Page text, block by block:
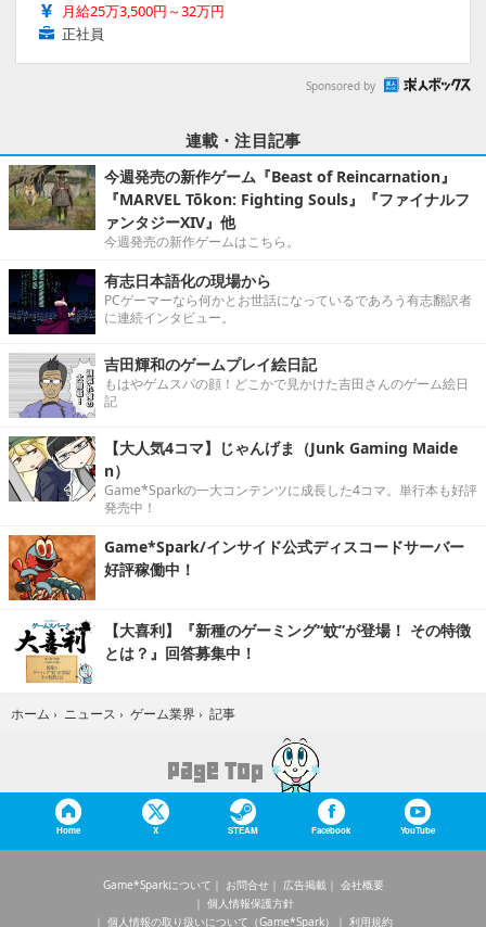
月給25万3,500円～32万円
正社員
Sponsored by
連載・注目記事
今週発売の新作ゲーム『Beast of Reincarnation』
『MARVEL Tōkon: Fighting Souls』『ファイナルフ
ァンタジーXIV』他
今週発売の新作ゲームはこちら。
有志日本語化の現場から
PCゲーマーなら何かとお世話になっているであろう有志翻訳者
に連続インタビュー。
吉田輝和のゲームプレイ絵日記
もはやゲムスパの顔！どこかで見かけた吉田さんのゲーム絵日
記
【大人気4コマ】じゃんげま（Junk Gaming Maide
n）
Game*Sparkの一大コンテンツに成長した4コマ。単行本も好評
発売中！
Game*Spark/インサイド公式ディスコードサーバー
好評稼働中！
【大喜利】『新種のゲーミング“蚊”が登場！ その特徴
とは？』回答募集中！
ホーム › ニュース › ゲーム業界 › 記事
Home X STEAM Facebook YouTube
Game*Sparkについて お問合せ 広告掲載
会社概要
個人情報保護方針
個人情報の取り扱いについて（Game*Spark）
利用規約